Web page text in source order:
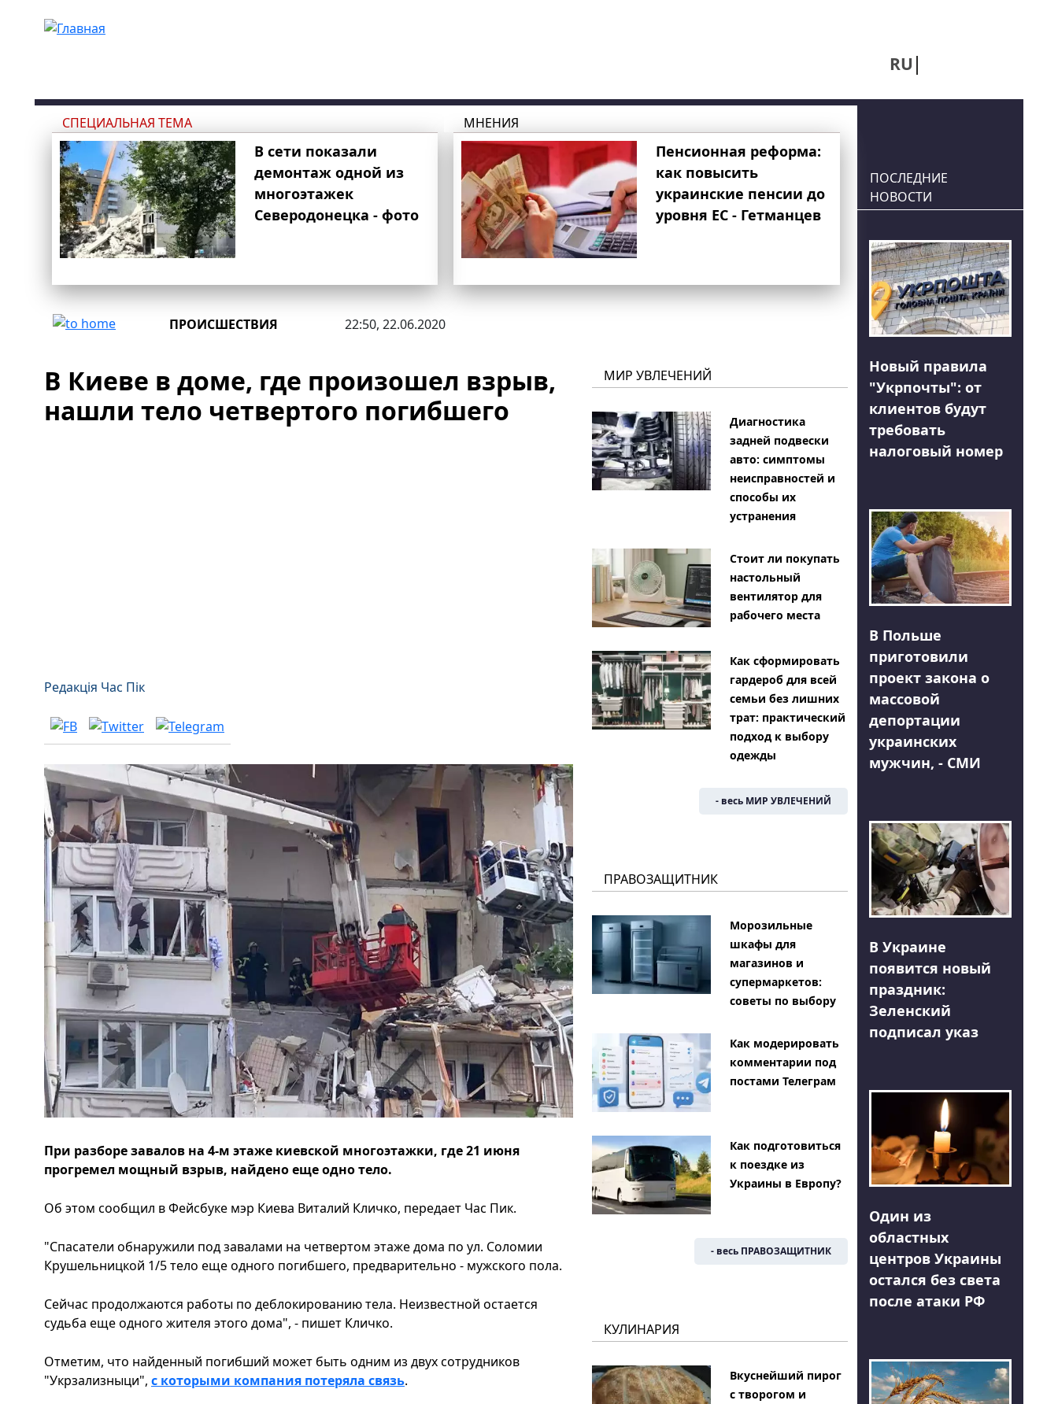
RU
СПЕЦИАЛЬНАЯ ТЕМА
В сети показали
демонтаж одной из
многоэтажек
Северодонецка - фото
МНЕНИЯ
Пенсионная реформа:
как повысить
украинские пенсии до
уровня ЕС - Гетманцев
ПРОИСШЕСТВИЯ 22:50, 22.06.2020
В Киеве в доме, где произошел взрыв,
нашли тело четвертого погибшего
Редакція Час Пік
При разборе завалов на 4-м этаже киевской многоэтажки, где 21 июня
прогремел мощный взрыв, найдено еще одно тело.
Об этом сообщил в Фейсбуке мэр Киева Виталий Кличко, передает Час Пик.
"Спасатели обнаружили под завалами на четвертом этаже дома по ул. Соломии
Крушельницкой 1/5 тело еще одного погибшего, предварительно - мужского пола.
Сейчас продолжаются работы по деблокированию тела. Неизвестной остается
судьба еще одного жителя этого дома", - пишет Кличко.
Отметим, что найденный погибший может быть одним из двух сотрудников
"Укрзализныци", с которыми компания потеряла связь.
МИР УВЛЕЧЕНИЙ
Диагностика
задней подвески
авто: симптомы
неисправностей и
способы их
устранения
Стоит ли покупать
настольный
вентилятор для
рабочего места
Как сформировать
гардероб для всей
семьи без лишних
трат: практический
подход к выбору
одежды
- весь МИР УВЛЕЧЕНИЙ
ПРАВОЗАЩИТНИК
Морозильные
шкафы для
магазинов и
супермаркетов:
советы по выбору
Как модерировать
комментарии под
постами Телеграм
Как подготовиться
к поездке из
Украины в Европу?
- весь ПРАВОЗАЩИТНИК
КУЛИНАРИЯ
Вкуснейший пирог
с творогом и
ПОСЛЕДНИЕ
НОВОСТИ
Новый правила
"Укрпочты": от
клиентов будут
требовать
налоговый номер
В Польше
приготовили
проект закона о
массовой
депортации
украинских
мужчин, - СМИ
В Украине
появится новый
праздник:
Зеленский
подписал указ
Один из
областных
центров Украины
остался без света
после атаки РФ